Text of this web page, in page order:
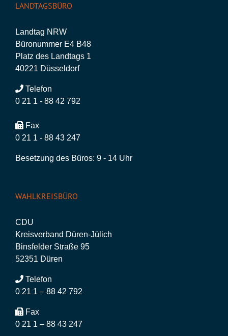
LANDTAGSBÜRO
Landtag NRW
Büronummer E4 B48
Platz des Landtags 1
40221 Düsseldorf
Telefon
0 21 1 - 88 42 792
Fax
0 21 1 - 88 43 247
Besetzung des Büros: 9 - 14 Uhr
WAHLKREISBÜRO
CDU
Kreisverband Düren-Jülich
Binsfelder Straße 95
52351 Düren
Telefon
0 21 1 – 88 42 792
Fax
0 21 1 – 88 43 247